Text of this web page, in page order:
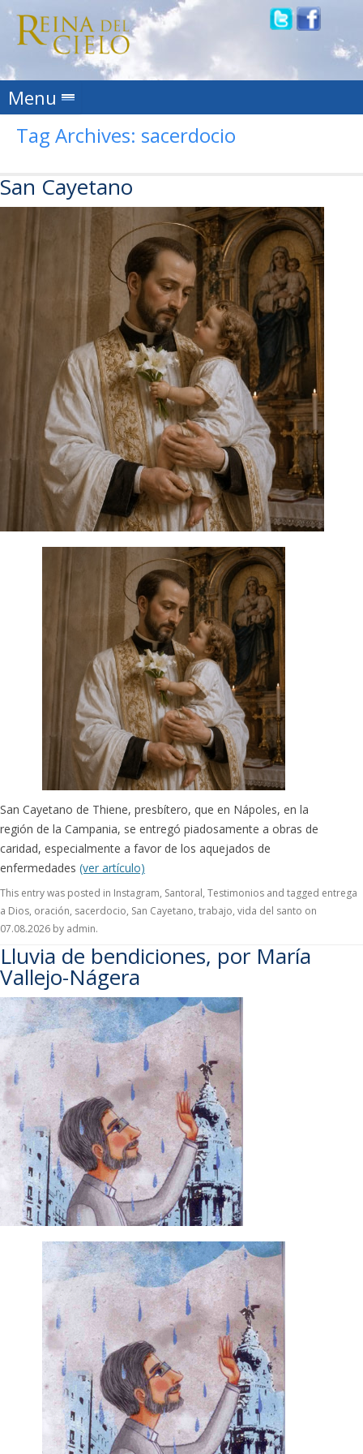
Menu Skip to content
Tag Archives: sacerdocio
San Cayetano
San Cayetano de Thiene, presbítero, que en Nápoles, en la
región de la Campania, se entregó piadosamente a obras de
caridad, especialmente a favor de los aquejados de
enfermedades (ver artículo)
This entry was posted in Instagram, Santoral, Testimonios and tagged entrega
a Dios, oración, sacerdocio, San Cayetano, trabajo, vida del santo on
07.08.2026 by admin.
Lluvia de bendiciones, por María
Vallejo-Nágera